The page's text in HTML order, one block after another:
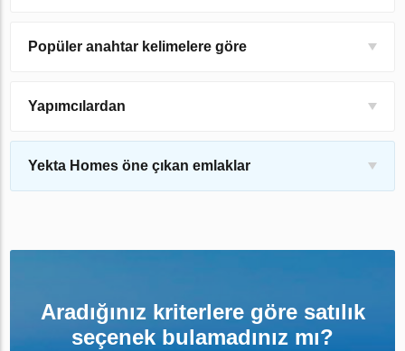
Popüler anahtar kelimelere göre
Yapımcılardan
Yekta Homes öne çıkan emlaklar
Aradığınız kriterlere göre satılık
seçenek bulamadınız mı?